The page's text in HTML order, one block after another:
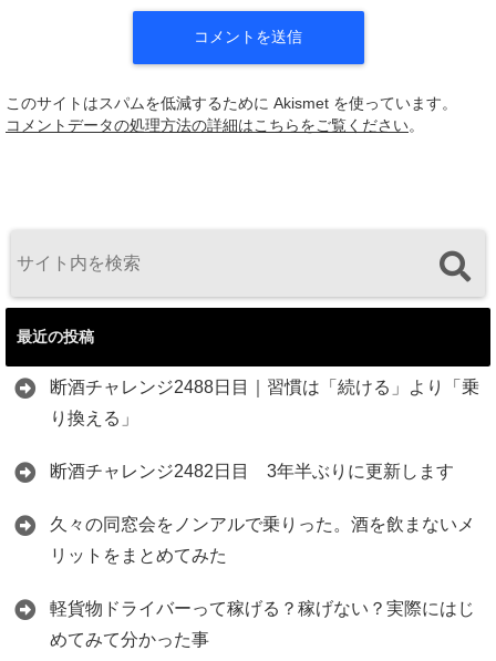
このサイトはスパムを低減するために Akismet を使っています。
コメントデータの処理方法の詳細はこちらをご覧ください。
最近の投稿
断酒チャレンジ2488日目｜習慣は「続ける」より「乗
り換える」
断酒チャレンジ2482日目 3年半ぶりに更新します
久々の同窓会をノンアルで乗りった。酒を飲まないメ
リットをまとめてみた
軽貨物ドライバーって稼げる？稼げない？実際にはじ
めてみて分かった事